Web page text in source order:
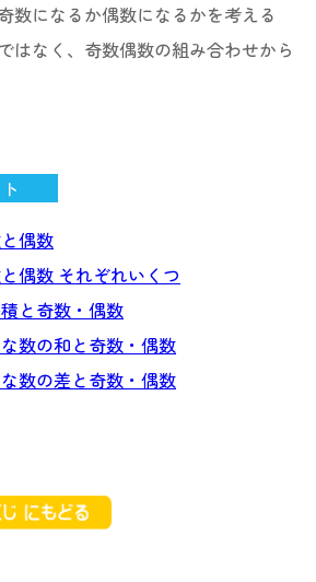
数になるか偶数になるかを考える
はなく、奇数偶数の組み合わせから
偶数
偶数 それぞれいくつ
と奇数・偶数
数の和と奇数・偶数
数の差と奇数・偶数